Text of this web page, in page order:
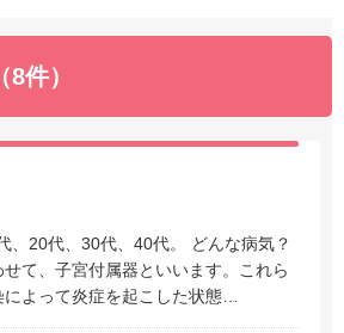
件）
、20代、30代、40代。 どんな病気？
て、子宮付属器といいます。これら
よって炎症を起こした状態…